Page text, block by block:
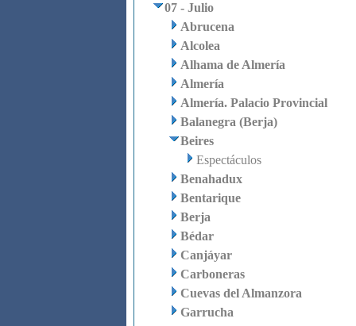
07 - Julio
Abrucena
Alcolea
Alhama de Almería
Almería
Almería. Palacio Provincial
Balanegra (Berja)
Beires
Espectáculos
Benahadux
Bentarique
Berja
Bédar
Canjáyar
Carboneras
Cuevas del Almanzora
Garrucha